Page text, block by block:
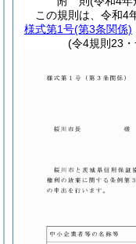
この規則は、令和4
様式第1号(第3条関係)
(令4規則23